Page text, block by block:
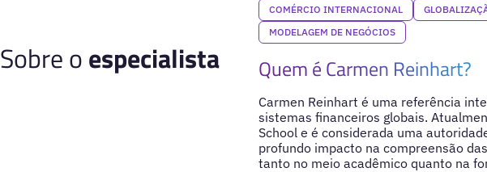
COMÉRCIO INTERNACIONAL
MODELAGEM DE NEGÓCIOS
Sobre oespecialista Quem é Carmen Reinhart?
Carmen Reinhart é uma referência
sistemas financeiros globais.
School e é considerada uma
profundo impacto na compreensão
tanto no meio acadêmico quanto na